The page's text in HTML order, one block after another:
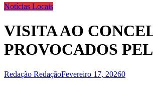
Notícias Locais
VISITA AO
PROVOCADOS
Redação RedaçãoFevereiro 17, 20260